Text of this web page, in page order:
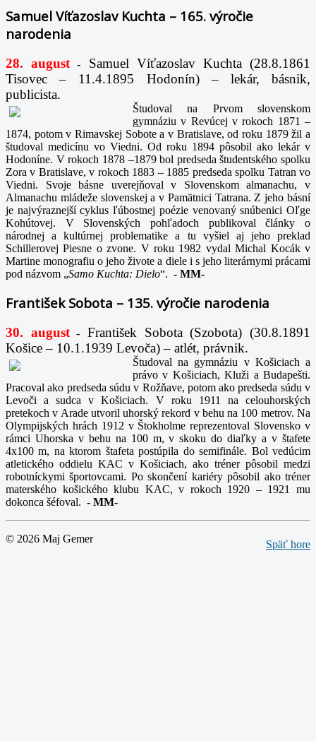
Samuel Víťazoslav Kuchta – 165. výročie
narodenia
28. august -
Samuel Víťazoslav Kuchta (28.8.1861
Tisovec – 11.4.1895 Hodonín) – lekár, básnik,
publicista.
Študoval na Prvom slovenskom
gymnáziu v Revúcej v rokoch 1871 –
1874, potom v Rimavskej Sobote a v Bratislave, od roku 1879 žil a
študoval medicínu vo Viedni. Od roku 1894 pôsobil ako lekár v
Hodoníne. V rokoch 1878 –1879 bol predseda študentského spolku
Zora v Bratislave, v rokoch 1883 – 1885 predseda spolku Tatran vo
Viedni. Svoje básne uverejňoval v Slovenskom almanachu, v
Almanachu mládeže slovenskej a v Pamätnici Tatrana. Z jeho básní
je najvýraznejší cyklus ľúbostnej poézie venovaný snúbenici Oľge
Kohútovej. V Slovenských pohľadoch publikoval články o
národnej a kultúrnej problematike a tu vyšiel aj jeho preklad
Schillerovej Piesne o zvone. V roku 1982 vydal Michal Kocák v
Martine monografiu o jeho živote a diele i s jeho literárnymi prácami
pod názvom „Samo Kuchta: Dielo“. - MM-
František Sobota – 135. výročie narodenia
30. august-
František Sobota (Szobota) (30.8.1891
Košice – 10.1.1939 Levoča) – atlét, právnik.
Študoval na gymnáziu v Košiciach a
právo v Košiciach, Kluži a Budapešti.
Pracoval ako predseda súdu v Rožňave, potom ako predseda súdu v
Levoči a sudca v Košiciach. V roku 1911 na celouhorských
pretekoch v Arade utvoril uhorský rekord v behu na 100 metrov. Na
Olympijských hrách 1912 v Štokholme reprezentoval Slovensko v
rámci Uhorska v behu na 100 m, v skoku do diaľky a v štafete
4x100 m, na ktorom štafeta postúpila do semifinále. Bol vedúcim
atletického oddielu KAC v Košiciach, ako tréner pôsobil medzi
robotníckymi športovcami. Po skončení kariéry pôsobil ako tréner
materského košického klubu KAC, v rokoch 1920 – 1921 mu
dokonca šéfoval. - MM-
Späť hore
© 2026 Maj Gemer